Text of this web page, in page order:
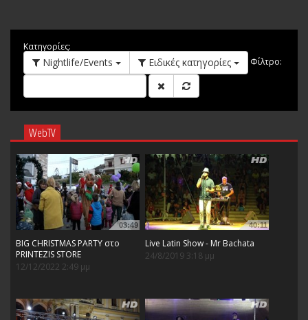
Κατηγορίες:
Nightlife/Events Ειδικές κατηγορίες Φίλτρο:
WebTV
03:49
BIG CHRISTMAS PARTY στο
PRINTEZIS STORE
12/12/2022 2:49 μμ
40:11
Live Latin Show - Mr Bachata
24/8/2019 3:18 μμ